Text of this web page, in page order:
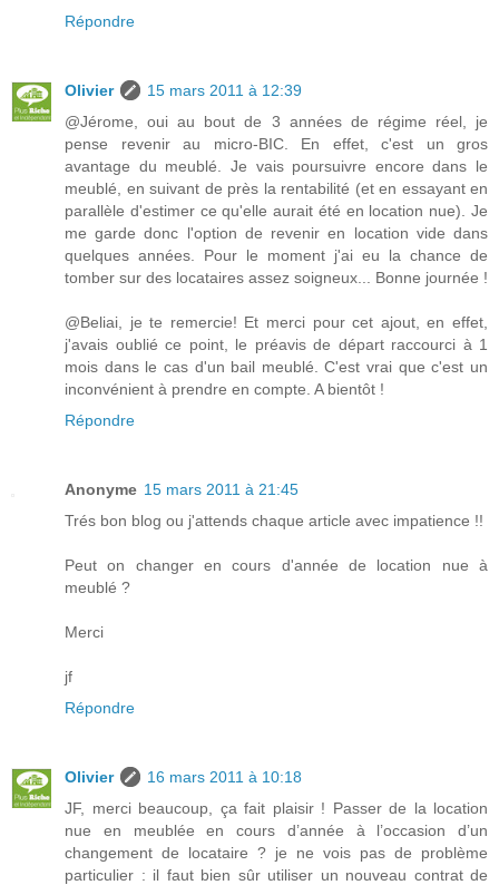
Répondre
Olivier
15 mars 2011 à 12:39
@Jérome, oui au bout de 3 années de régime réel, je
pense revenir au micro-BIC. En effet, c'est un gros
avantage du meublé. Je vais poursuivre encore dans le
meublé, en suivant de près la rentabilité (et en essayant en
parallèle d'estimer ce qu'elle aurait été en location nue). Je
me garde donc l'option de revenir en location vide dans
quelques années. Pour le moment j'ai eu la chance de
tomber sur des locataires assez soigneux... Bonne journée !
@Beliai, je te remercie! Et merci pour cet ajout, en effet,
j'avais oublié ce point, le préavis de départ raccourci à 1
mois dans le cas d'un bail meublé. C'est vrai que c'est un
inconvénient à prendre en compte. A bientôt !
Répondre
Anonyme 15 mars 2011 à 21:45
Trés bon blog ou j'attends chaque article avec impatience !!
Peut on changer en cours d'année de location nue à
meublé ?
Merci
jf
Répondre
Olivier
16 mars 2011 à 10:18
JF, merci beaucoup, ça fait plaisir ! Passer de la location
nue en meublée en cours d’année à l’occasion d’un
changement de locataire ? je ne vois pas de problème
particulier : il faut bien sûr utiliser un nouveau contrat de